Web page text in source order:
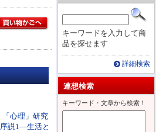
キーワードを入力して商
品を探せます
詳細検索
連想検索
キーワード・文章から検索！
「心理」研究
序説1―生活と